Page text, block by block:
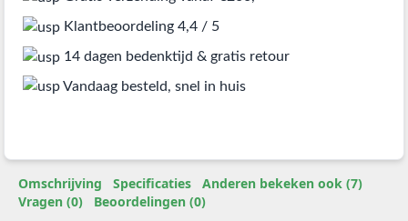
Klantbeoordeling 4,4 / 5
14 dagen bedenktijd & gratis retour
Vandaag besteld, snel in huis
Omschrijving Specificaties
Anderen bekeken ook (7)
Vragen (0)
Beoordelingen (0)